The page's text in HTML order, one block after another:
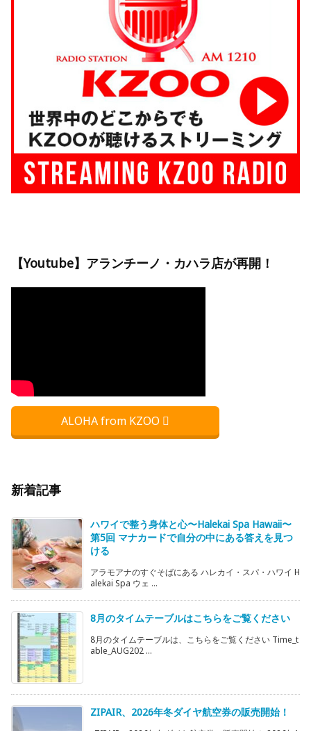
【Youtube】アランチーノ・カハラ店が再開！
ALOHA from KZOO
新着記事
ハワイで整う身体と心〜Halekai Spa Hawaii〜
第5回 マナカードで自分の中にある答えを見つ
ける
アラモアナのすぐそばにある ハレカイ・スパ・ハワイ H
alekai Spa ウェ ...
8月のタイムテーブルはこちらをご覧ください
8月のタイムテーブルは、こちらをご覧ください Time_t
able_AUG202 ...
ZIPAIR、2026年冬ダイヤ航空券の販売開始！